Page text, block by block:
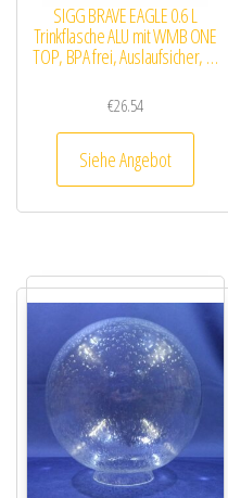
SIGG BRAVE EAGLE 0.6 L
Trinkflasche ALU mit WMB ONE
TOP, BPA frei, Auslaufsicher, …
€26.54
Siehe Angebot